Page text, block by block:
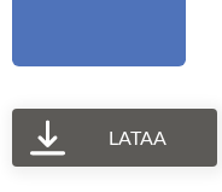
LATAA